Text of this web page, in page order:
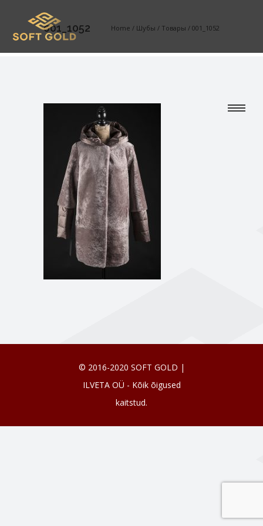
001_1052 Home / Шубы / Товары / 001_1052
© 2016-2020 SOFT GOLD |
ILVETA OÜ - Kõik õigused
kaitstud.